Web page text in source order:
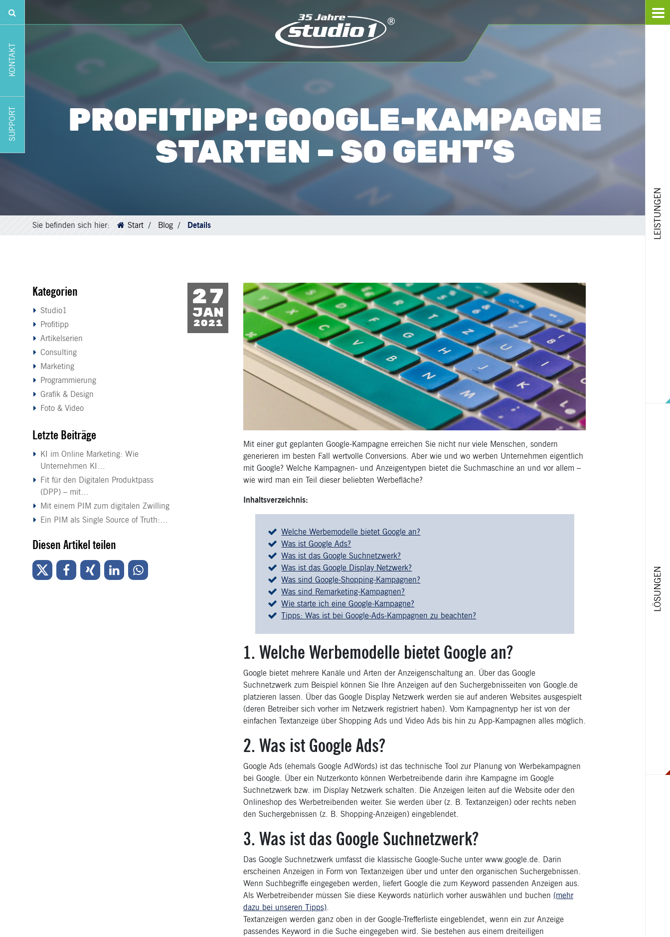
LEISTUNGEN
LÖSUNGEN
KONTAKT
SUPPORT
PROFITIPP: GOOGLE-KAMPAGNE
STARTEN – SO GEHT’S
Sie befinden sich hier: Start Blog Details
Kategorien
Studio1
Profitipp
Artikelserien
Consulting
Marketing
Programmierung
Grafik & Design
Foto & Video
Letzte Beiträge
KI im Online Marketing: Wie
Unternehmen KI…
Fit für den Digitalen Produktpass
(DPP) – mit…
Mit einem PIM zum digitalen Zwilling
Ein PIM als Single Source of Truth:…
Diesen Artikel teilen
27
Jan
2021
Mit einer gut geplanten Google-Kampagne erreichen Sie nicht nur viele Menschen, sondern
generieren im besten Fall wertvolle Conversions. Aber wie und wo werben Unternehmen eigentlich
mit Google? Welche Kampagnen- und Anzeigentypen bietet die Suchmaschine an und vor allem –
wie wird man ein Teil dieser beliebten Werbefläche?
Inhaltsverzeichnis:
Welche Werbemodelle bietet Google an?
Was ist Google Ads?
Was ist das Google Suchnetzwerk?
Was ist das Google Display Netzwerk?
Was sind Google-Shopping-Kampagnen?
Was sind Remarketing-Kampagnen?
Wie starte ich eine Google-Kampagne?
Tipps: Was ist bei Google-Ads-Kampagnen zu beachten?
1. Welche Werbemodelle bietet Google an?
Google bietet mehrere Kanäle und Arten der Anzeigenschaltung an. Über das Google
Suchnetzwerk zum Beispiel können Sie Ihre Anzeigen auf den Suchergebnisseiten von Google.de
platzieren lassen. Über das Google Display Netzwerk werden sie auf anderen Websites ausgespielt
(deren Betreiber sich vorher im Netzwerk registriert haben). Vom Kampagnentyp her ist von der
einfachen Textanzeige über Shopping Ads und Video Ads bis hin zu App-Kampagnen alles möglich.
2. Was ist Google Ads?
Google Ads (ehemals Google AdWords) ist das technische Tool zur Planung von Werbekampagnen
bei Google. Über ein Nutzerkonto können Werbetreibende darin ihre Kampagne im Google
Suchnetzwerk bzw. im Display Netzwerk schalten. Die Anzeigen leiten auf die Website oder den
Onlineshop des Werbetreibenden weiter. Sie werden über (z. B. Textanzeigen) oder rechts neben
den Suchergebnissen (z. B. Shopping-Anzeigen) eingeblendet.
3. Was ist das Google Suchnetzwerk?
Das Google Suchnetzwerk umfasst die klassische Google-Suche unter www.google.de. Darin
erscheinen Anzeigen in Form von Textanzeigen über und unter den organischen Suchergebnissen.
Wenn Suchbegriffe eingegeben werden, liefert Google die zum Keyword passenden Anzeigen aus.
Als Werbetreibender müssen Sie diese Keywords natürlich vorher auswählen und buchen (mehr
dazu bei unseren Tipps)
Textanzeigen werden ganz oben in der Google-Trefferliste eingeblendet, wenn ein zur Anzeige
passendes Keyword in die Suche eingegeben wird. Sie bestehen aus einem dreiteiligen